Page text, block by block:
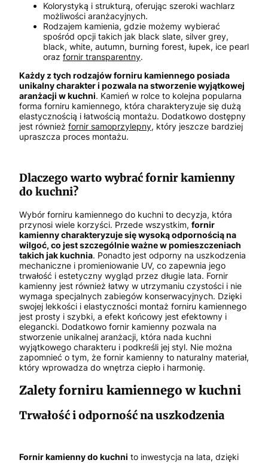
Kolorystyką i strukturą, oferując szeroki wachlarz
możliwości aranżacyjnych.
Rodzajem kamienia, gdzie możemy wybierać
spośród opcji takich jak black slate, silver grey,
black, white, autumn, burning forest, łupek, ice pearl
oraz fornir transparentny.
Każdy z tych rodzajów forniru kamiennego posiada
unikalny charakter i pozwala na stworzenie wyjątkowej
aranżacji w kuchni. Kamień w rolce to kolejna popularna
forma forniru kamiennego, która charakteryzuje się dużą
elastycznością i łatwością montażu. Dodatkowo dostępny
jest również fornir samoprzylepny, który jeszcze bardziej
upraszcza proces montażu.
Dlaczego warto wybrać fornir kamienny
do kuchni?
Wybór forniru kamiennego do kuchni to decyzja, która
przynosi wiele korzyści. Przede wszystkim, fornir
kamienny charakteryzuje się wysoką odpornością na
wilgoć, co jest szczególnie ważne w pomieszczeniach
takich jak kuchnia. Ponadto jest odporny na uszkodzenia
mechaniczne i promieniowanie UV, co zapewnia jego
trwałość i estetyczny wygląd przez długie lata. Fornir
kamienny jest również łatwy w utrzymaniu czystości i nie
wymaga specjalnych zabiegów konserwacyjnych. Dzięki
swojej lekkości i elastyczności montaż forniru kamiennego
jest prosty i szybki, a efekt końcowy jest efektowny i
elegancki. Dodatkowo fornir kamienny pozwala na
stworzenie unikalnej aranżacji, która nada kuchni
wyjątkowego charakteru i podkreśli jej styl. Nie można
zapomnieć o tym, że fornir kamienny to naturalny materiał,
który wprowadza do wnętrza ciepło i harmonię.
Zalety forniru kamiennego w kuchni
Trwałość i odporność na uszkodzenia
Fornir kamienny do kuchni to inwestycja na lata, dzięki